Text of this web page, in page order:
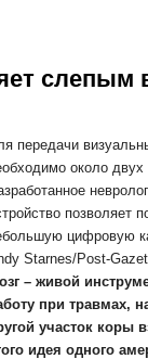
слепым
передачи
около
позволяет
цифровую
Starnes/Post-
– живой
при травмах,
участок коры
идея одного